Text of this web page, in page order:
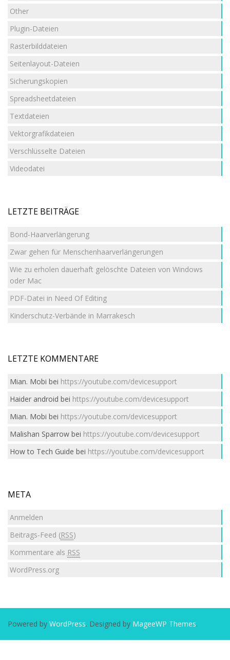
Other
Plugin-Dateien
Rasterbilddateien
Seitenlayout-Dateien
Sicherungskopien
Spreadsheetdateien
Textdateien
Vektorgrafikdateien
Verschlüsselte Dateien
Videodatei
LETZTE BEITRÄGE
Bond-Haarverlängerung
Zwar gehen für Menschenhaarverlängerungen
Wie zu erholen dauerhaft gelöschte Dateien von Windows
oder Mac
PDF-Datei in Need Of Editing
Kinderschutz-Verbände in Marrakesch
LETZTE KOMMENTARE
Mian. Mobi bei https://youtube.com/devicesupport
Haider android bei https://youtube.com/devicesupport
Mian. Mobi bei https://youtube.com/devicesupport
Malishan Sparrowbei https://youtube.com/devicesupport
How to Tech Guide bei https://youtube.com/devicesupport
META
Anmelden
Beitrags-Feed (RSS)
Kommentare als RSS
WordPress.org
Powered by WordPress. Designed by MageeWP Themes.